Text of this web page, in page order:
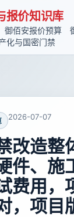
报价知识库
御佰安报价预算
化与国密门禁
2026-07-07
改造整
件、施
费用，
，项目